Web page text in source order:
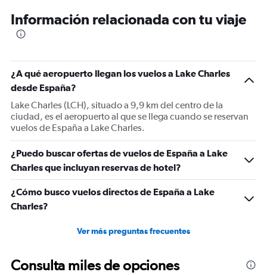
Información relacionada con tu viaje
¿A qué aeropuerto llegan los vuelos a Lake Charles
desde España?
Lake Charles (LCH), situado a 9,9 km del centro de la
ciudad, es el aeropuerto al que se llega cuando se reservan
vuelos de España a Lake Charles.
¿Puedo buscar ofertas de vuelos de España a Lake
Charles que incluyan reservas de hotel?
¿Cómo busco vuelos directos de España a Lake
Charles?
Ver más preguntas frecuentes
Consulta miles de opciones